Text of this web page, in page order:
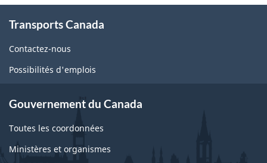
this
site
Transports Canada
Contactez-nous
Possibilités d'emplois
Gouvernement du Canada
Toutes les coordonnées
Ministères et organismes